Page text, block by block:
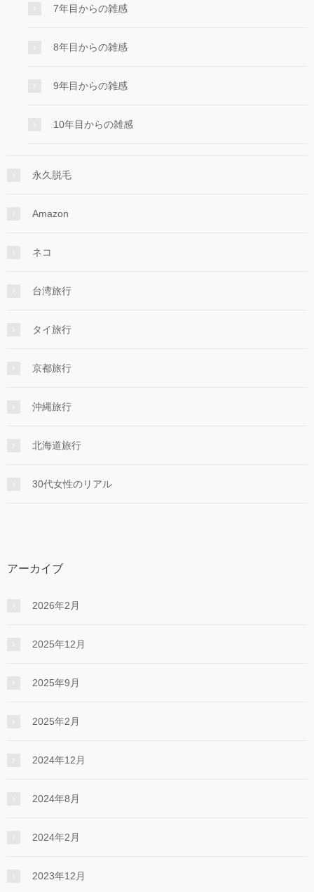
7年目からの雑感
8年目からの雑感
9年目からの雑感
10年目からの雑感
永久脱毛
Amazon
ネコ
台湾旅行
タイ旅行
京都旅行
沖縄旅行
北海道旅行
30代女性のリアル
アーカイブ
2026年2月
2025年12月
2025年9月
2025年2月
2024年12月
2024年8月
2024年2月
2023年12月